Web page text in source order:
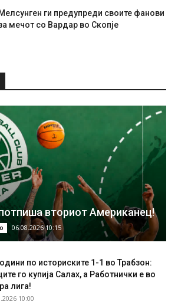
Мелсунген ги предупреди своите фанови
мечот со Вардар во Скопје
вториот Американец!
06.08.2026 10:15
по историските 1-1 во Трабзон:
го купија Салах, а Работнички е во
лига!
10:00